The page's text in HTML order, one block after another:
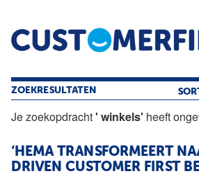
Home Opinie Archief
ZOEKRESULTATEN
Je zoekopdracht' winkels' heeft
‘HEMA TRANSFORMEERT
DRIVEN CUSTOMER FIRST